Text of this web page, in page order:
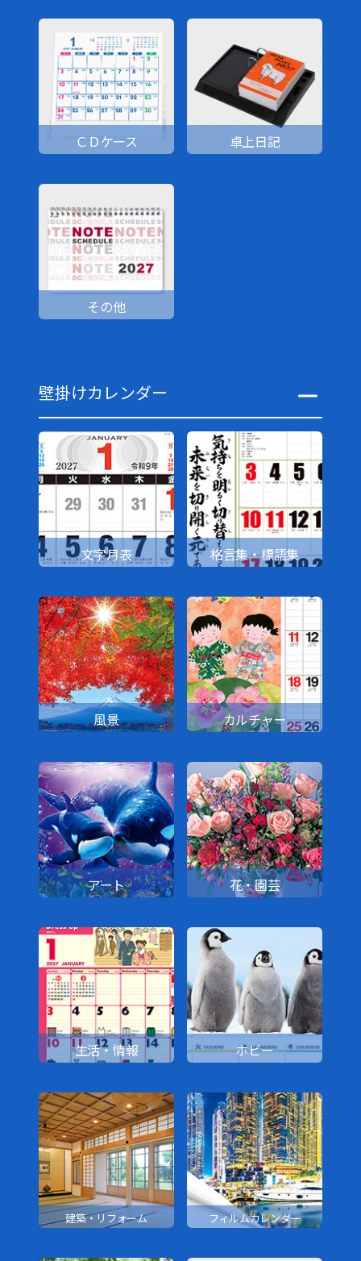
ＣＤケース 卓上日記
その他
壁掛けカレンダー
文字月表 格言集・標語集
風景 カルチャー
アート 花・園芸
生活・情報 ホビー
建築・リフォーム フィルムカレンダー